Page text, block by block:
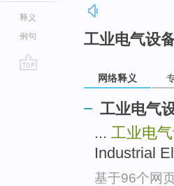
释义
例句
工业电气设
网络释义
工业电气
... 工业电
Industrial
基于96个网